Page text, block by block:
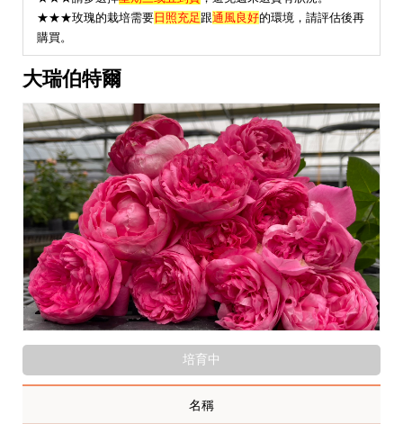
★★★玫瑰的栽培需要日照充足 跟通風良好的環境，請評估後再
購買。
大瑞伯特爾
培育中
名稱